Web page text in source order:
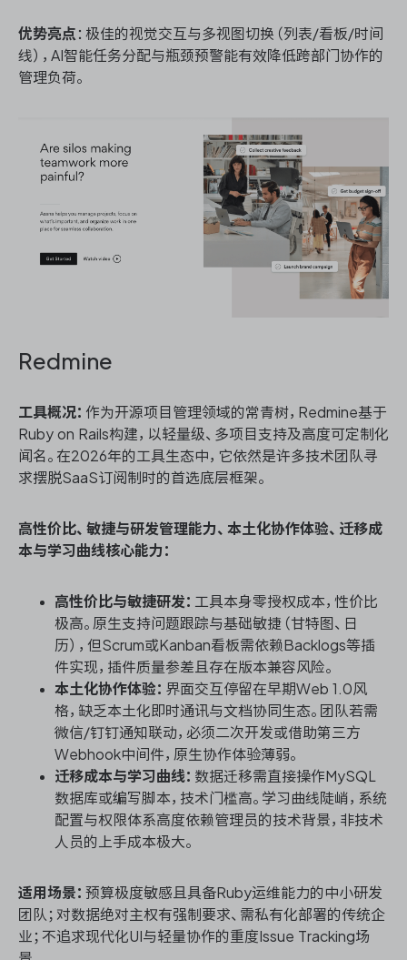
优势亮点 ：极佳的视觉交互与多视图切换（列表/看板/时间
线），AI智能任务分配与瓶颈预警能有效降低跨部门协作的
管理负荷。
Redmine
工具概况： 作为开源项目管理领域的常青树，Redmine基于
Ruby on Rails构建，以轻量级、多项目支持及高度可定制化
闻名。在2026年的工具生态中，它依然是许多技术团队寻
求摆脱SaaS订阅制时的首选底层框架。
高性价比、敏捷与研发管理能力、本土化协作体验、迁移成
本与学习曲线核心能力：
高性价比与敏捷研发： 工具本身零授权成本，性价比
极高。原生支持问题跟踪与基础敏捷（甘特图、日
历），但Scrum或Kanban看板需依赖Backlogs等插
件实现，插件质量参差且存在版本兼容风险。
本土化协作体验： 界面交互停留在早期Web 1.0风
格，缺乏本土化即时通讯与文档协同生态。团队若需
微信/钉钉通知联动，必须二次开发或借助第三方
Webhook中间件，原生协作体验薄弱。
迁移成本与学习曲线： 数据迁移需直接操作MySQL
数据库或编写脚本，技术门槛高。学习曲线陡峭，系统
配置与权限体系高度依赖管理员的技术背景，非技术
人员的上手成本极大。
适用场景： 预算极度敏感且具备Ruby运维能力的中小研发
团队；对数据绝对主权有强制要求、需私有化部署的传统企
业；不追求现代化UI与轻量协作的重度Issue Tracking场